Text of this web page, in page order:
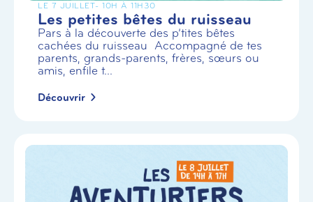
LE 7 JUILLET- 10H À 11H30
Les petites bêtes du ruisseau
Pars à la découverte des p’tites bêtes
cachées du ruisseau Accompagné de tes
parents, grands-parents, frères, sœurs ou
amis, enfile t...
Découvrir